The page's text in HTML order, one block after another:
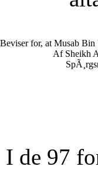
Beviser for, at Musab Bin
Af Sheikh
I de 97